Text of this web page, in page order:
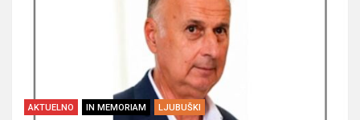
AKTUELNO IN MEMORIAM LJUBUŠKI